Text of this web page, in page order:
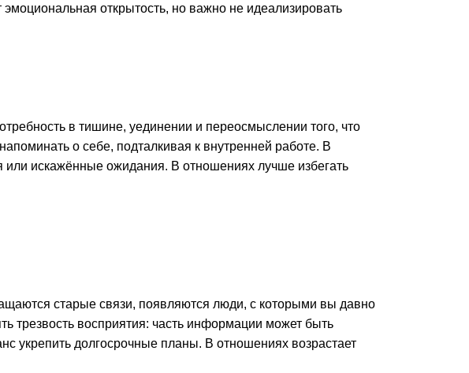
открытость, но важно не идеализировать
в тишине, уединении и переосмыслении того, что
о себе, подталкивая к внутренней работе. В
искажённые ожидания. В отношениях лучше избегать
старые связи, появляются люди, с которыми вы давно
трезвость восприятия: часть информации может быть
укрепить долгосрочные планы. В отношениях возрастает